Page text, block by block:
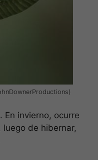
. En invierno, ocurre
luego de hibernar,